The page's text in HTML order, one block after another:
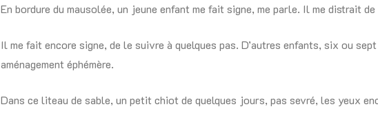
En bordure du mausolée, un jeune enfant me fait signe, me parle. Il me distrait de
Il me fait encore signe, de le suivre à quelques pas. D’autres enfants, six ou
aménagement éphémère.
Dans ce liteau de sable, un petit chiot de quelques jours, pas sevré, les yeux